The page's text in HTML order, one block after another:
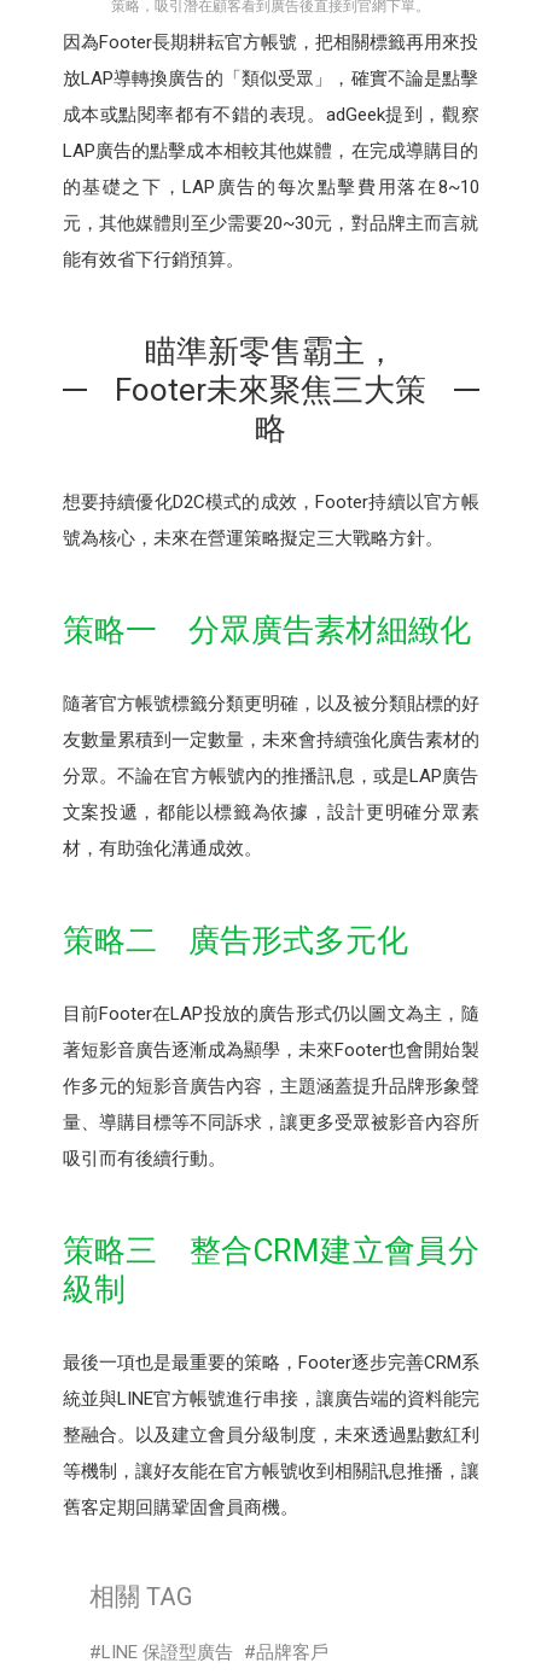
策略，吸引潛在顧客看到廣告後直接到官網下單。
因為Footer長期耕耘官方帳號，把相關標籤再用來投
放LAP導轉換廣告的「類似受眾」，確實不論是點擊
成本或點閱率都有不錯的表現。adGeek提到，觀察
LAP廣告的點擊成本相較其他媒體，在完成導購目的
的基礎之下，LAP廣告的每次點擊費用落在8~10
元，其他媒體則至少需要20~30元，對品牌主而言就
能有效省下行銷預算。
瞄準新零售霸主，
Footer未來聚焦三大策
略
想要持續優化D2C模式的成效，Footer持續以官方帳
號為核心，未來在營運策略擬定三大戰略方針。
策略一 分眾廣告素材細緻化
隨著官方帳號標籤分類更明確，以及被分類貼標的好
友數量累積到一定數量，未來會持續強化廣告素材的
分眾。不論在官方帳號內的推播訊息，或是LAP廣告
文案投遞，都能以標籤為依據，設計更明確分眾素
材，有助強化溝通成效。
策略二 廣告形式多元化
目前Footer在LAP投放的廣告形式仍以圖文為主，隨
著短影音廣告逐漸成為顯學，未來Footer也會開始製
作多元的短影音廣告內容，主題涵蓋提升品牌形象聲
量、導購目標等不同訴求，讓更多受眾被影音內容所
吸引而有後續行動。
策略三 整合CRM建立會員分
級制
最後一項也是最重要的策略，Footer逐步完善CRM系
統並與LINE官方帳號進行串接，讓廣告端的資料能完
整融合。以及建立會員分級制度，未來透過點數紅利
等機制，讓好友能在官方帳號收到相關訊息推播，讓
舊客定期回購鞏固會員商機。
相關 TAG
LINE 保證型廣告
品牌客戶